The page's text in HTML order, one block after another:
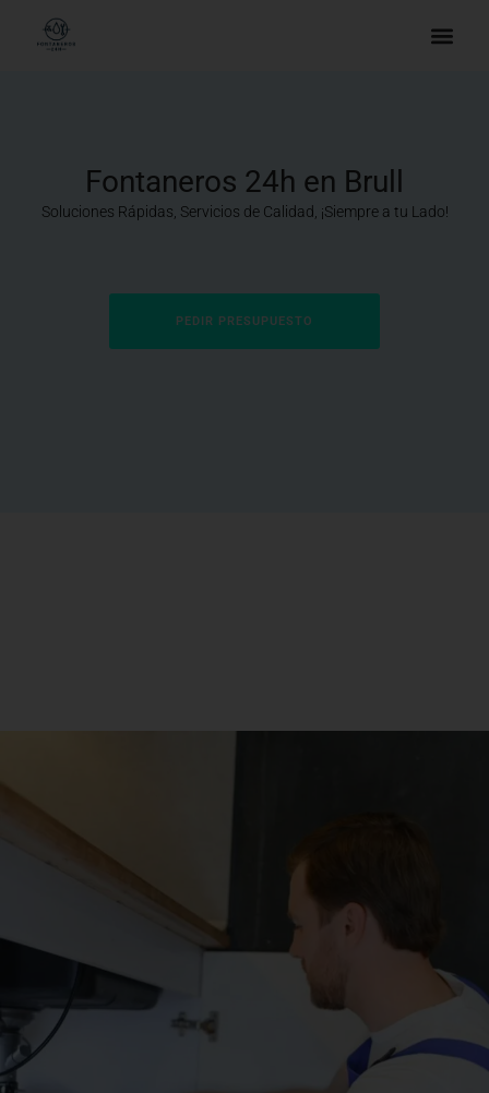
Fontaneros 24h en Brull
Soluciones Rápidas, Servicios de Calidad, ¡Siempre a tu Lado!
PEDIR PRESUPUESTO